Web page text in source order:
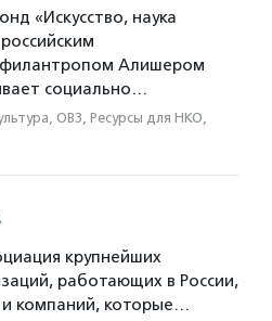
«Искусство, наука
Алишером
социально…
ОВЗ, Ресурсы для НКО,
крупнейших
работающих в России,
компаний, которые…